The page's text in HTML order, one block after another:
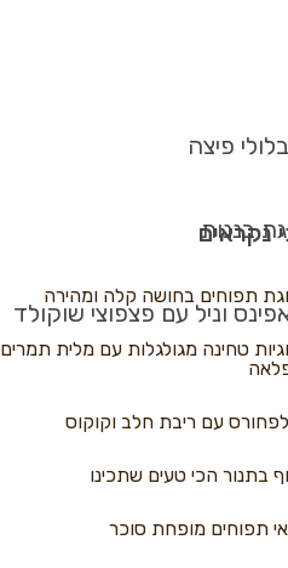
פיצה
בננות
וניל עם פצפוצי שוקולד
נקראים
תפוחים בחושה קלה ומהירה
טחינה מגולגלות עם מלית תמרים
עם ריבת חלב וקוקוס
בתנור הכי טעים שתכינו
תפוחים מופחת סוכר